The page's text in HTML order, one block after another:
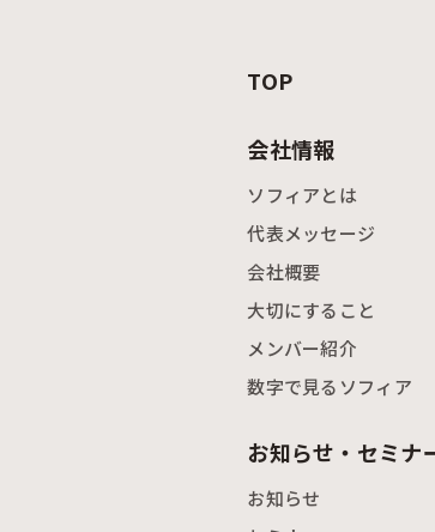
TOP
会社情報
ソフィアとは
代表メッセージ
会社概要
大切にすること
メンバー紹介
数字で見るソフィア
お知らせ・セミナ
お知らせ